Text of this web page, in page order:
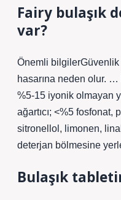
Fairy bulaşık
var?
Önemli
hasarına neden olur.
%5-15 iyonik olmayan
ağartıcı; <%5 fosfonat,
sitronellol, limonen,
deterjan bölmesine
Bulaşık